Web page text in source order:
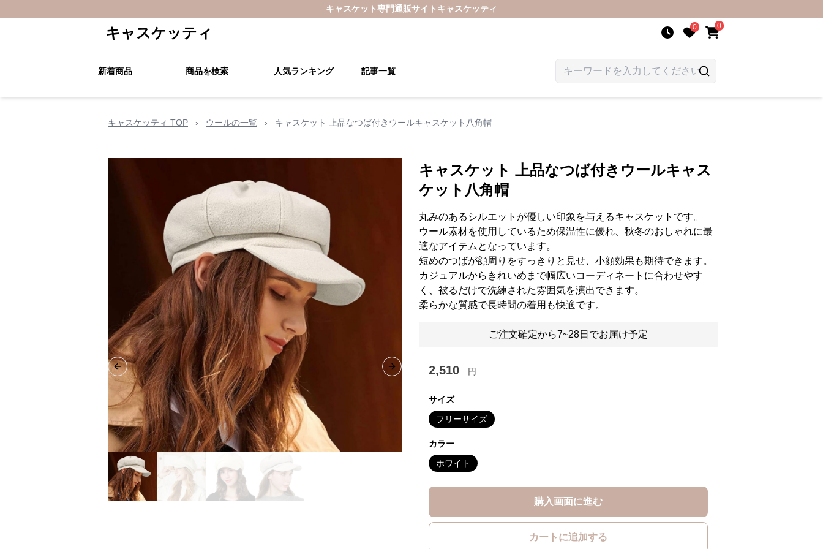
キャスケット専門通販サイト キャスケッティ
キャスケッティ 0 0
新着商品 商品を検索 人気ランキング 記事一覧
キャスケッティ TOP › ウールの一覧 › キャスケット 上品なつば付きウールキャスケット八角帽
Previous slide Next slide
キャスケット 上品なつば付きウールキャス
ケット八角帽
丸みのあるシルエットが優しい印象を与えるキャスケットです。
ウール素材を使用しているため保温性に優れ、秋冬のおしゃれに最
適なアイテムとなっています。
短めのつばが顔周りをすっきりと見せ、小顔効果も期待できます。
カジュアルからきれいめまで幅広いコーディネートに合わせやす
く、被るだけで洗練された雰囲気を演出できます。
柔らかな質感で長時間の着用も快適です。
ご注文確定から7~28日でお届け予定
2,510 円
サイズ
フリーサイズ
カラー
ホワイト
購入画面に進む
カートに追加する